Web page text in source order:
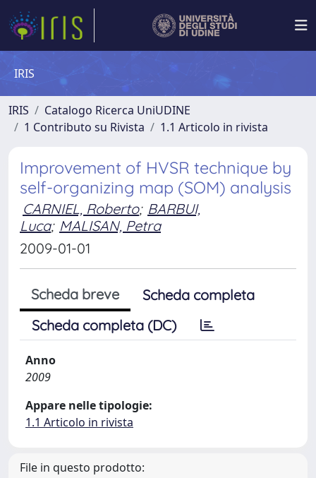
IRIS
IRIS
Catalogo Ricerca UniUDINE
1 Contributo su Rivista
1.1 Articolo in rivista
Improvement of HVSR technique by
self-organizing map (SOM) analysis
CARNIEL, Roberto; BARBUI,
Luca; MALISAN, Petra
2009-01-01
Scheda breve
Scheda completa
Scheda completa (DC)
Anno
2009
Appare nelle tipologie:
1.1 Articolo in rivista
File in questo prodotto: